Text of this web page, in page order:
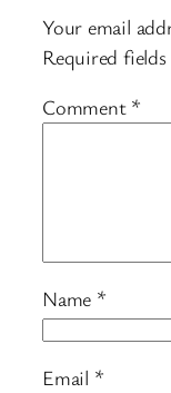
Your email
Required
Comment *
Name *
Email *